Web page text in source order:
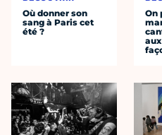
Où donner son
sang à Paris cet
été ?
On